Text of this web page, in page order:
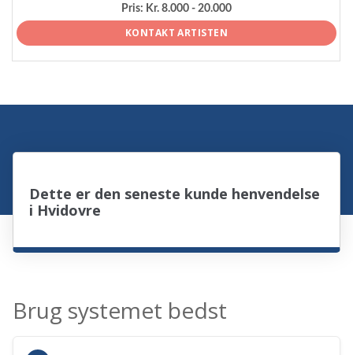
Pris: Kr. 8.000 - 20.000
KONTAKT ARTISTEN
Dette er den seneste kunde henvendelse
i Hvidovre
Brug systemet bedst